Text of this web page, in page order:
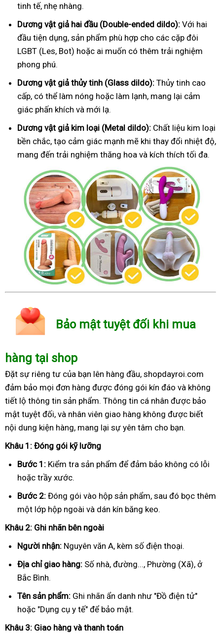
tinh tế, nhẹ nhàng.
Dương vật giả hai đầu (Double-ended dildo): Với hai
đầu tiện dụng, sản phẩm phù hợp cho các cặp đôi
LGBT (Les, Bot) hoặc ai muốn có thêm trải nghiệm
phong phú.
Dương vật giả thủy tinh (Glass dildo): Thủy tinh cao
cấp, có thể làm nóng hoặc làm lạnh, mang lại cảm
giác phấn khích và mới lạ.
Dương vật giả kim loại (Metal dildo): Chất liệu kim loại
bền chắc, tạo cảm giác mạnh mẽ khi thay đổi nhiệt độ,
mang đến trải nghiệm thăng hoa và kích thích tối đa.
Bảo mật tuyệt đối khi mua
hàng tại shop
Đặt sự riêng tư của bạn lên hàng đầu, shopdayroi.com
đảm bảo mọi đơn hàng được đóng gói kín đáo và không
tiết lộ thông tin sản phẩm. Thông tin cá nhân được bảo
mật tuyệt đối, và nhân viên giao hàng không được biết
nội dung kiện hàng, mang lại sự yên tâm cho bạn.
Khâu 1: Đóng gói kỹ lưỡng
Bước 1: Kiểm tra sản phẩm để đảm bảo không có lỗi
hoặc trầy xước.
Bước 2: Đóng gói vào hộp sản phẩm, sau đó bọc thêm
một lớp hộp ngoài và dán kín băng keo.
Khâu 2: Ghi nhãn bên ngoài
Người nhận: Nguyên văn A, kèm số điện thoại.
Địa chỉ giao hàng: Số nhà, đường..., Phường (Xã), ở
Bắc Bình.
Tên sản phẩm: Ghi nhãn ẩn danh như "Đồ điện tử"
hoặc "Dụng cụ y tế" để bảo mật.
Khâu 3: Giao hàng và thanh toán